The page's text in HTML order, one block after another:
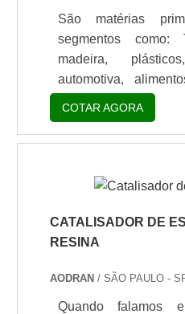
São matérias
segmentos como:
madeira,
automotiva,
de: 1 embalagem -
da Adexim-
radiação
normas
Lâmpadas de UV
B - 40W/Pico -
40W/Pico - 340nm. A
COTAR AGORA
CATALISADOR DE
RESINA
AODRAN / SÃO PAULO -
Quando falamos